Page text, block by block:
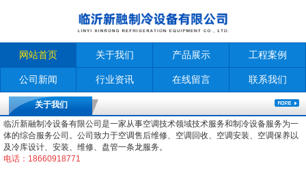
网站首页 关于我们 产品展示 工程案例
公司新闻 行业资讯 在线留言 联系我们
关于我们
临沂新融制冷设备有限公司是一家从事空调技术领域技术服务和制冷设备服务为一
体的综合服务公司。公司致力于空调售后维修、空调回收、空调安装、空调保养以
及冷库设计、安装、维修、盘管一条龙服务。
电话：18660918771